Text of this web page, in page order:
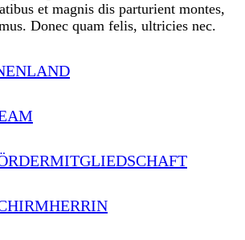
et magnis dis parturient montes,
Donec quam felis, ultricies nec.